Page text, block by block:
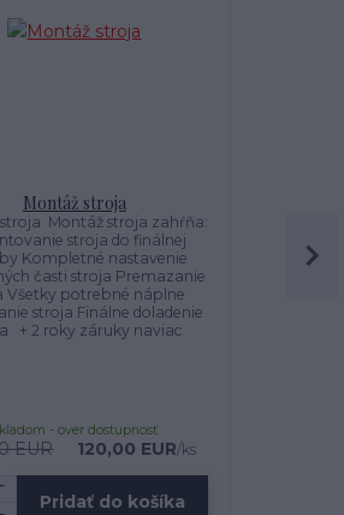
Montáž stroja
Montáž stroja zahŕňa:
stroja do finálnej
Kompletné nastavenie
časti stroja Premazanie
Všetky potrebné náplne
stroja Finálne doladenie
+ 2 roky záruky naviac
EUR 120,00 EUR/ks
- over dostupnosť
Pridať do košíka